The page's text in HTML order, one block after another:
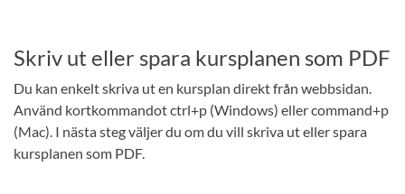
Skriv ut eller spara kursplanen som PDF
Du kan enkelt skriva ut en kursplan direkt från webbsidan.
Använd kortkommandot ctrl+p (Windows) eller command+p
(Mac). I nästa steg väljer du om du vill skriva ut eller spara
kursplanen som PDF.